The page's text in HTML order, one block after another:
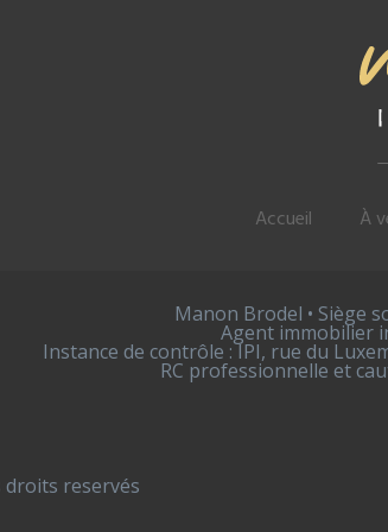
Accueil À
Manon Brodel • Siège
Agent immobilier
Instance de contrôle : IPI, rue du
RC professionnelle et
droits reservés